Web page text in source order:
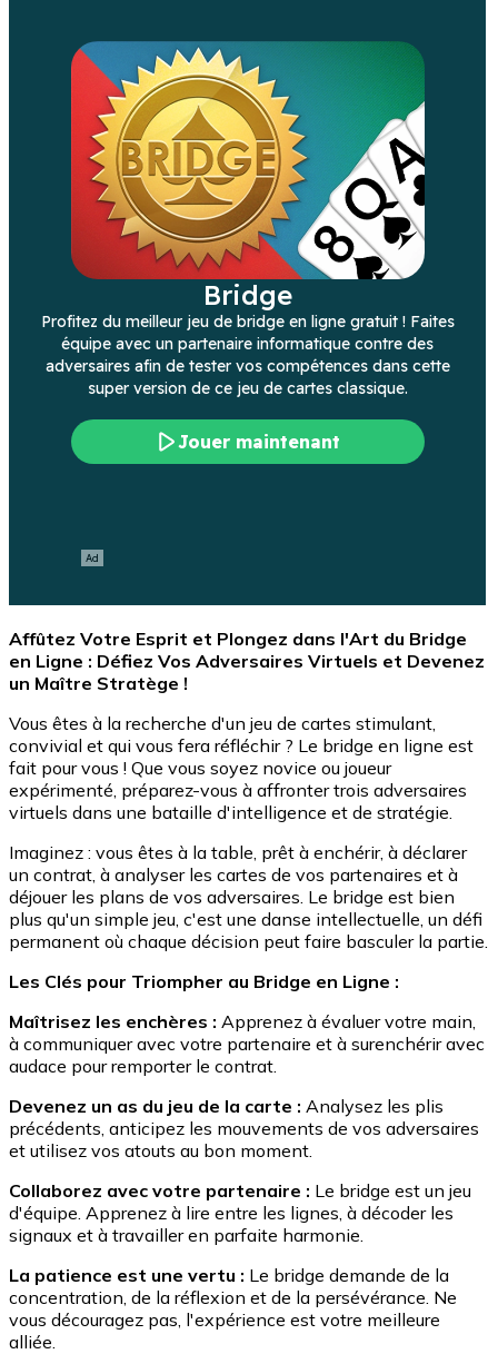
Affûtez Votre Esprit et Plongez dans l'Art du Bridge
en Ligne : Défiez Vos Adversaires Virtuels et Devenez
un Maître Stratège !
Vous êtes à la recherche d'un jeu de cartes stimulant,
convivial et qui vous fera réfléchir ? Le bridge en ligne est
fait pour vous ! Que vous soyez novice ou joueur
expérimenté, préparez-vous à affronter trois adversaires
virtuels dans une bataille d'intelligence et de stratégie.
Imaginez : vous êtes à la table, prêt à enchérir, à déclarer
un contrat, à analyser les cartes de vos partenaires et à
déjouer les plans de vos adversaires. Le bridge est bien
plus qu'un simple jeu, c'est une danse intellectuelle, un défi
permanent où chaque décision peut faire basculer la partie.
Les Clés pour Triompher au Bridge en Ligne :
Maîtrisez les enchères : Apprenez à évaluer votre main,
à communiquer avec votre partenaire et à surenchérir avec
audace pour remporter le contrat.
Devenez un as du jeu de la carte : Analysez les plis
précédents, anticipez les mouvements de vos adversaires
et utilisez vos atouts au bon moment.
Collaborez avec votre partenaire : Le bridge est un jeu
d'équipe. Apprenez à lire entre les lignes, à décoder les
signaux et à travailler en parfaite harmonie.
La patience est une vertu : Le bridge demande de la
concentration, de la réflexion et de la persévérance. Ne
vous découragez pas, l'expérience est votre meilleure
alliée.